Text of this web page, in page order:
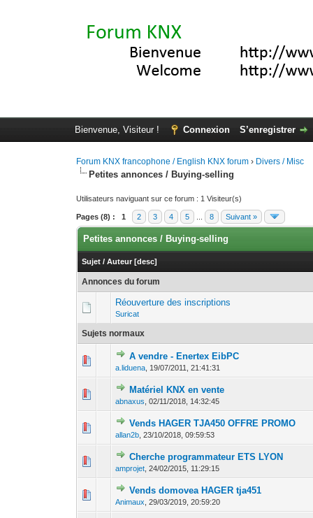
Bienvenue, Visiteur ! Connexion S’enregistrer
Forum KNX francophone / English KNX forum › Divers / Misc
Petites annonces / Buying-selling
Utilisateurs naviguant sur ce forum : 1 Visiteur(s)
Pages (8) : 1 2 3 4 5 8 Suivant »
Petites annonces / Buying-selling
Sujet /Auteur [desc]
Annonces du forum
Réouverture des inscriptions
Suricat
Sujets normaux
A vendre - Enertex EibPC
a.liduena 19/07/2011, 21:41:31
Matériel KNX en vente
abnaxus ,02/11/2018, 14:32:45
Vends HAGER TJA450 OFFRE PROMO
allan2b ,23/10/2018, 09:59:53
0 Votes - 0 sur 5
Cherche programmateur ETS LYON
amprojet ,24/02/2015, 11:29:15
0 Votes - 0 sur 5
Vends domovea HAGER tja451
Animaux ,29/03/2019, 20:59:20
0 Votes - 0 sur 5